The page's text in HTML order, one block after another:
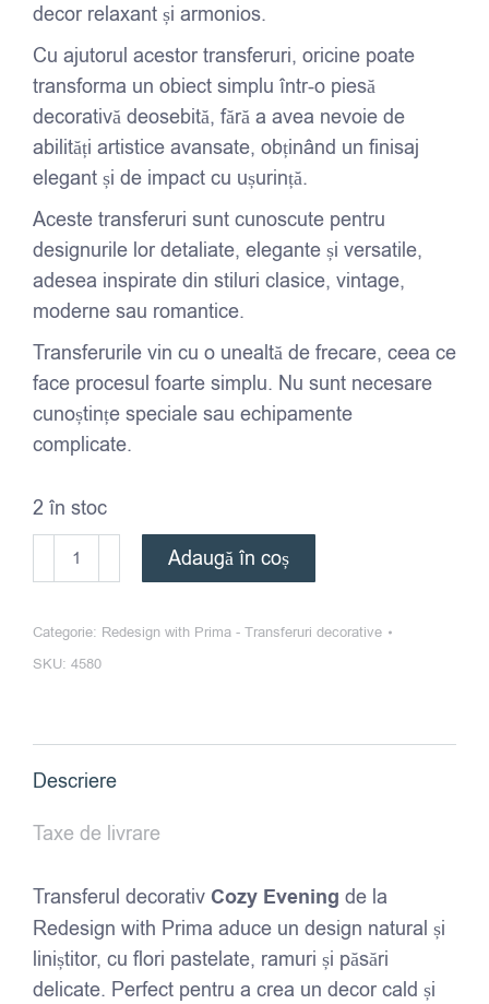
decor relaxant și armonios.
Cu ajutorul acestor transferuri, oricine poate
transforma un obiect simplu într-o piesă
decorativă deosebită, fără a avea nevoie de
abilități artistice avansate, obținând un finisaj
elegant și de impact cu ușurință.
Aceste transferuri sunt cunoscute pentru
designurile lor detaliate, elegante și versatile,
adesea inspirate din stiluri clasice, vintage,
moderne sau romantice.
Transferurile vin cu o unealtă de frecare, ceea ce
face procesul foarte simplu. Nu sunt necesare
cunoștințe speciale sau echipamente
complicate.
2 în stoc
Cantitate
Redesign
Transfer
Decorativ
Adaugă în coș
Categorie: Redesign with Prima - Transferuri decorative
SKU: 4580
Descriere
Taxe de livrare
Transferul decorativ Cozy Evening de la
Redesign with Prima aduce un design natural și
liniștitor, cu flori pastelate, ramuri și păsări
delicate. Perfect pentru a crea un decor cald și